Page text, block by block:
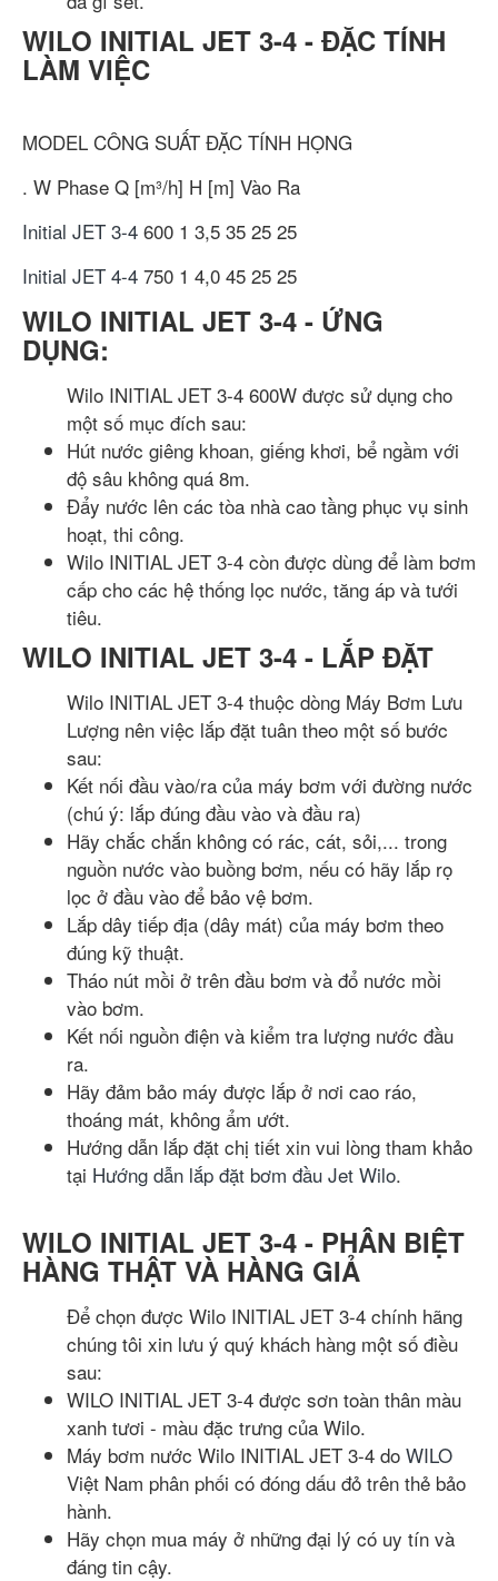
WILO INITIAL JET 3-4 - ĐẶC TÍNH
LÀM VIỆC
MODEL CÔNG SUẤT ĐẶC TÍNH HỌNG
. W Phase Q [m³/h] H [m] Vào Ra
Initial JET 3-4 600 1 3,5 35 25 25
Initial JET 4-4 750 1 4,0 45 25 25
WILO INITIAL JET 3-4 - ỨNG
DỤNG:
Wilo INITIAL JET 3-4 600W được sử dụng cho
một số mục đích sau:
Hút nước giêng khoan, giếng khơi, bể ngầm với
độ sâu không quá 8m.
Đẩy nước lên các tòa nhà cao tầng phục vụ sinh
hoạt, thi công.
Wilo INITIAL JET 3-4 còn được dùng để làm bơm
cấp cho các hệ thống lọc nước, tăng áp và tưới
tiêu.
WILO INITIAL JET 3-4 - LẮP ĐẶT
Wilo INITIAL JET 3-4 thuộc dòng Máy Bơm Lưu
Lượng nên việc lắp đặt tuân theo một số bước
sau:
Kết nối đầu vào/ra của máy bơm với đường nước
(chú ý: lắp đúng đầu vào và đầu ra)
Hãy chắc chắn không có rác, cát, sỏi,... trong
nguồn nước vào buồng bơm, nếu có hãy lắp rọ
lọc ở đầu vào để bảo vệ bơm.
Lắp dây tiếp địa (dây mát) của máy bơm theo
đúng kỹ thuật.
Tháo nút mồi ở trên đầu bơm và đổ nước mồi
vào bơm.
Kết nối nguồn điện và kiểm tra lượng nước đầu
ra.
Hãy đảm bảo máy được lắp ở nơi cao ráo,
thoáng mát, không ẩm ướt.
Hướng dẫn lắp đặt chị tiết xin vui lòng tham khảo
tại Hướng dẫn lắp đặt bơm đầu Jet Wilo.
WILO INITIAL JET 3-4 - PHÂN BIỆT
HÀNG THẬT VÀ HÀNG GIẢ
Để chọn được Wilo INITIAL JET 3-4 chính hãng
chúng tôi xin lưu ý quý khách hàng một số điều
sau:
WILO INITIAL JET 3-4 được sơn toàn thân màu
xanh tươi - màu đặc trưng của Wilo.
Máy bơm nước Wilo INITIAL JET 3-4 do WILO
Việt Nam phân phối có đóng dấu đỏ trên thẻ bảo
hành.
Hãy chọn mua máy ở những đại lý có uy tín và
đáng tin cậy.